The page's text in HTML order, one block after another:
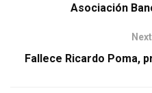
Asociación
Fallece Ricardo Poma,